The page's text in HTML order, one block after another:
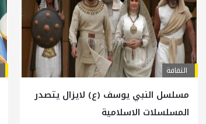
الثقافة
مسلسل النبي يوسف (ع) لايزال يتصدر
المسلسلات الاسلامية